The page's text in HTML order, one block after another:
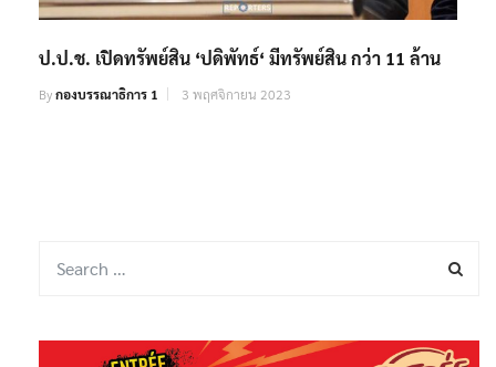
ป.ป.ช. เปิดทรัพย์สิน ‘ปดิพัทธ์‘ มีทรัพย์สิน กว่า 11 ล้าน
Byกองบรรณาธิการ 1 3 พฤศจิกายน 2023